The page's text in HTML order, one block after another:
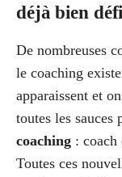
déjà bien
De nombreuses
le coaching
apparaissent et
toutes les sauces
coaching :
Toutes ces